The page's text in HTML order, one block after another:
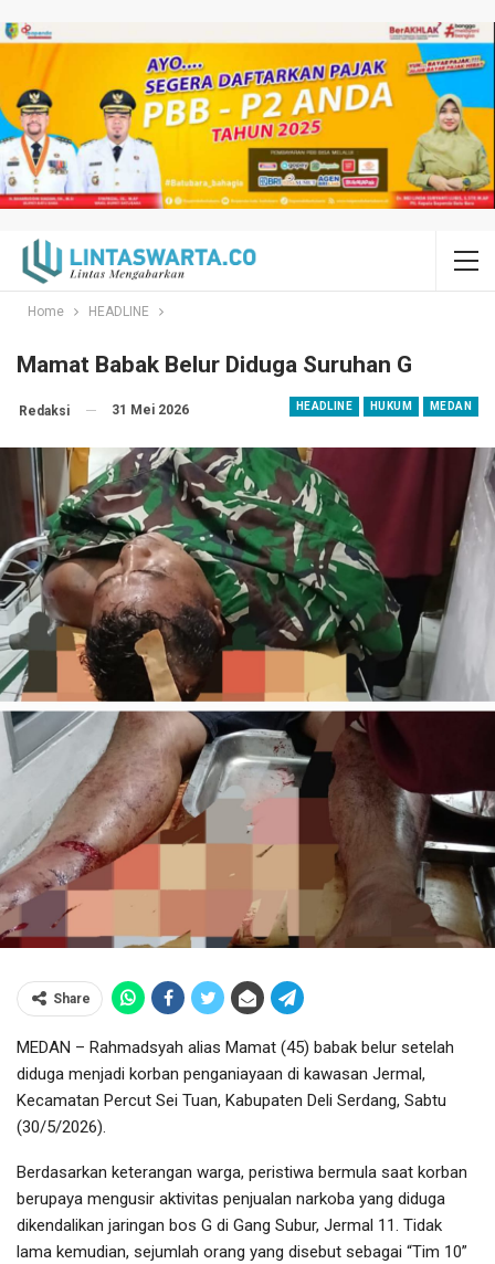
Home HEADLINE
Mamat Babak Belur Diduga Suruhan G
HEADLINE HUKUM MEDAN
Redaksi 31 Mei 2026
Share
MEDAN – Rahmadsyah alias Mamat (45) babak belur setelah
diduga menjadi korban penganiayaan di kawasan Jermal,
Kecamatan Percut Sei Tuan, Kabupaten Deli Serdang, Sabtu
(30/5/2026).
Berdasarkan keterangan warga, peristiwa bermula saat korban
berupaya mengusir aktivitas penjualan narkoba yang diduga
dikendalikan jaringan bos G di Gang Subur, Jermal 11. Tidak
lama kemudian, sejumlah orang yang disebut sebagai “Tim 10”